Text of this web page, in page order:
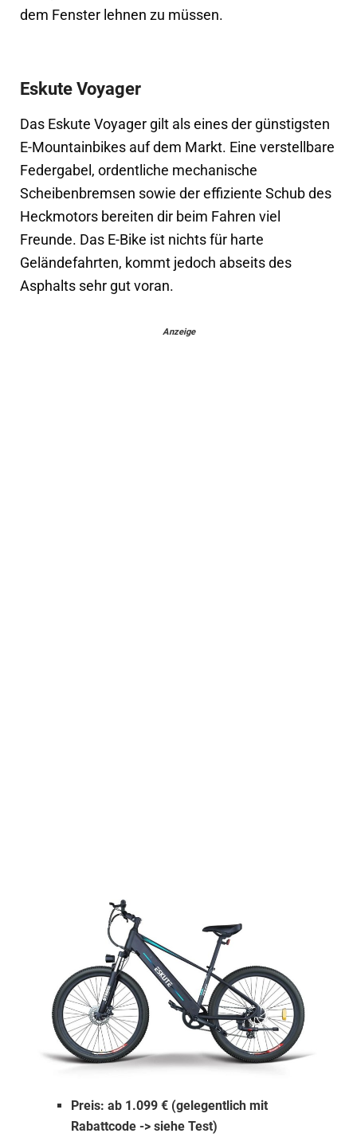
dem Fenster lehnen zu müssen.
Eskute Voyager
Das Eskute Voyager gilt als eines der günstigsten
E-Mountainbikes auf dem Markt. Eine verstellbare
Federgabel, ordentliche mechanische
Scheibenbremsen sowie der effiziente Schub des
Heckmotors bereiten dir beim Fahren viel
Freunde. Das E-Bike ist nichts für harte
Geländefahrten, kommt jedoch abseits des
Asphalts sehr gut voran.
Anzeige
Preis: ab 1.099 € (gelegentlich mit
Rabattcode -> siehe Test)